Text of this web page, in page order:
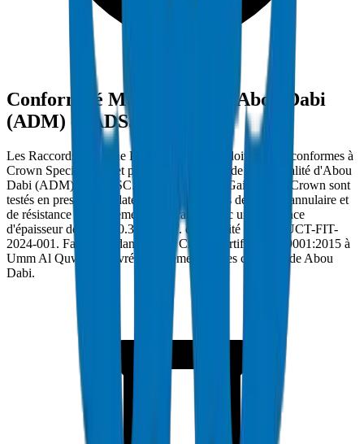
Conformité Municipalité d'Abou Dabi
(ADM) et ADSSC
Les Raccords de Gaine PVC à Abou Dabi doivent être conformes à
Crown Specification et porter l'approbation de Municipalité d'Abou
Dabi (ADM) et ADSSC. Les Raccords de Gaine PVC Crown sont
testés en pression d'éclatement à des normes de rigidité annulaire et
de résistance à l'écrasement applicables avec une tolérance
d'épaisseur de paroi ±0.3mm. Réf. conformité : DM-DUCT-FIT-
2024-001. Fabriqués dans l'usine Crown certifiée ISO 9001:2015 à
Umm Al Quwain et livrés directement sur les chantiers de Abou
Dabi.